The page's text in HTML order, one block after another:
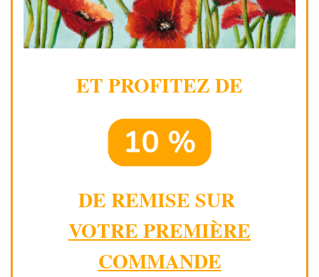
ET PROFITEZ DE
DE REMISE SUR
VOTRE PREMIÈRE
COMMANDE